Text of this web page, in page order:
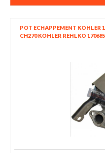
POT ECHAPPEMENT KOHLER
CH270 KOHLER REHLKO